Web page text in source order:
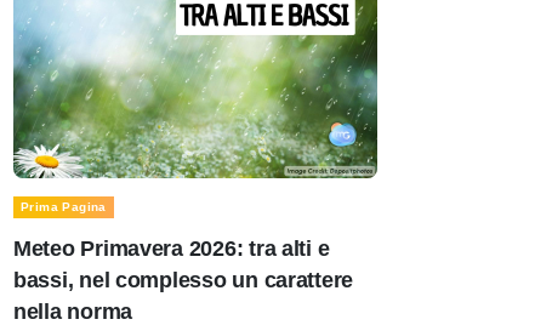
Prima Pagina
Meteo Primavera 2026: tra alti e
bassi, nel complesso un carattere
nella norma